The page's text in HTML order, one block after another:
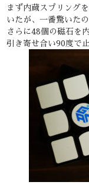
まず内蔵スプリング
いたが、一番驚いた
さらに48個の磁石を
引き寄せ合い90度で